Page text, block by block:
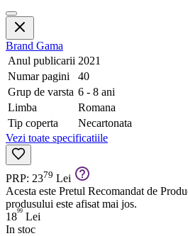
Brand Gama
Anul publicarii 2021
Numar pagini
40
Grup de varsta 6 - 8 ani
Limba
Romana
Tip coperta
Necartonata
Vezi toate specificatiile
PRP: 2379 Lei
Acesta este Pretul Recomandat de
produsului este afisat mai jos.
1899 Lei
In stoc